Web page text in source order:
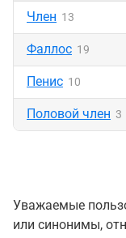
Член 13
Фаллос 19
Пенис 10
Половой член 3
Уважаемые
или синонимы,